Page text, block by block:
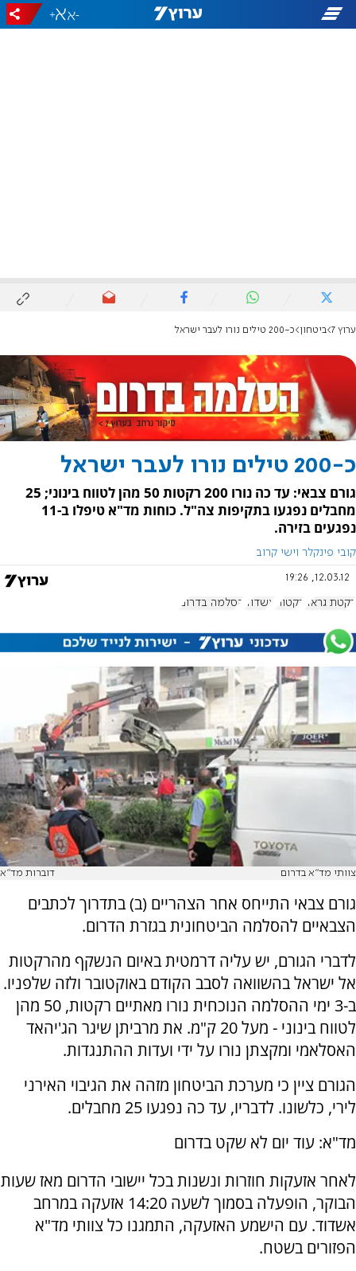
-
+
ערוץ 7 ביטחון כ-200 טילים נורו לעבר ישראל
כ-200 טילים נורו לעבר ישראל
גורם צבאי: עד כה נורו 200 רקטות 50 מהן לטווח בינוני; 25
מחבלים נפגעו בתקיפות צה"ל. כוחות מד"א טיפלו ב-11
נפגעים בזירה.
קובי פינקלר וישי קרוב
12.03.12, 19:26
רקטת גראד רקטות אשדוד הסלמה בדרום
צוותי מד"א בדרום דוברות מד"א
גורם צבאי התייחס אחר הצהריים (ב) בתדרוך לכתבים
הצבאיים להסלמה הביטחונית בגזרת הדרום.
לדברי הגורם, יש עליה דרמטית באיום הנשקף מהרקטות
אל ישראל בהשוואה לסבב הקודם באוקטובר ולזה שלפניו.
ב-3 ימי ההסלמה הנוכחית נורו מאתיים רקטות, 50 מהן
לטווח בינוני - מעל 20 ק"מ. את מרביתן שיגר הג'יהאד
האסלאמי ומקצתן נורו על ידי ועדות ההתנגדות.
הגורם ציין כי מערכת הביטחון מזהה את הגיבוי האירני
לירי, כלשונו. לדבריו, עד כה נפגעו 25 מחבלים.
מד"א: עוד יום לא שקט בדרום
לאחר אזעקות חוזרות ונשנות בכל יישובי הדרום מאז שעות
הבוקר, הופעלה בסמוך לשעה 14:20 אזעקה במרחב
אשדוד. עם הישמע האזעקה, התמגנו כל צוותי מד"א
הפזורים בשטח.